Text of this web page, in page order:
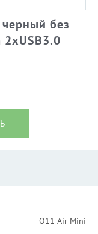
без
O11 Air Mini